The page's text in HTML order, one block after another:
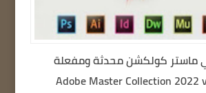
ماستر كولكشن محدثة ومفعلة